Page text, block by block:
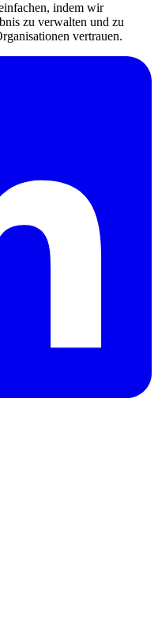
indem wir
zu verwalten und zu
vertrauen.